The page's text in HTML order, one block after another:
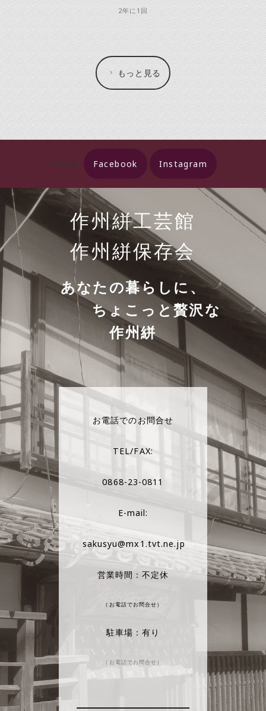
2年に1回
もっと見る
Twitter Facebook Instagram
作州絣工芸館
作州絣保存会
あなたの暮らしに、
ちょこっと贅沢な
作州絣
お電話でのお問合せ
TEL/FAX:
0868-23-0811
E-mail:
sakusyu@mx1.tvt.ne.jp
営業時間：不定休
（お電話でお問合せ）
駐車場：有り
（お電話でお問合せ）